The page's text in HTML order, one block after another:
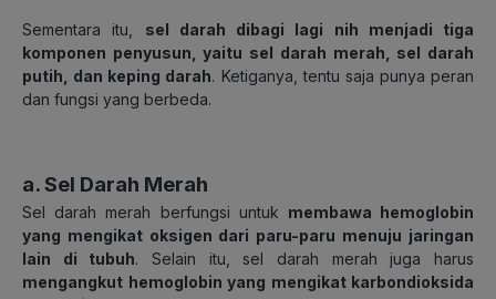
Sementara itu, sel darah dibagi lagi nih menjadi tiga
komponen penyusun, yaitu sel darah merah, sel darah
putih, dan keping darah. Ketiganya, tentu saja punya peran
dan fungsi yang berbeda.
a. Sel Darah Merah
Sel darah merah berfungsi untuk membawa hemoglobin
yang mengikat oksigen dari paru-paru menuju jaringan
lain di tubuh. Selain itu, sel darah merah juga harus
mengangkut hemoglobin yang mengikat karbondioksida